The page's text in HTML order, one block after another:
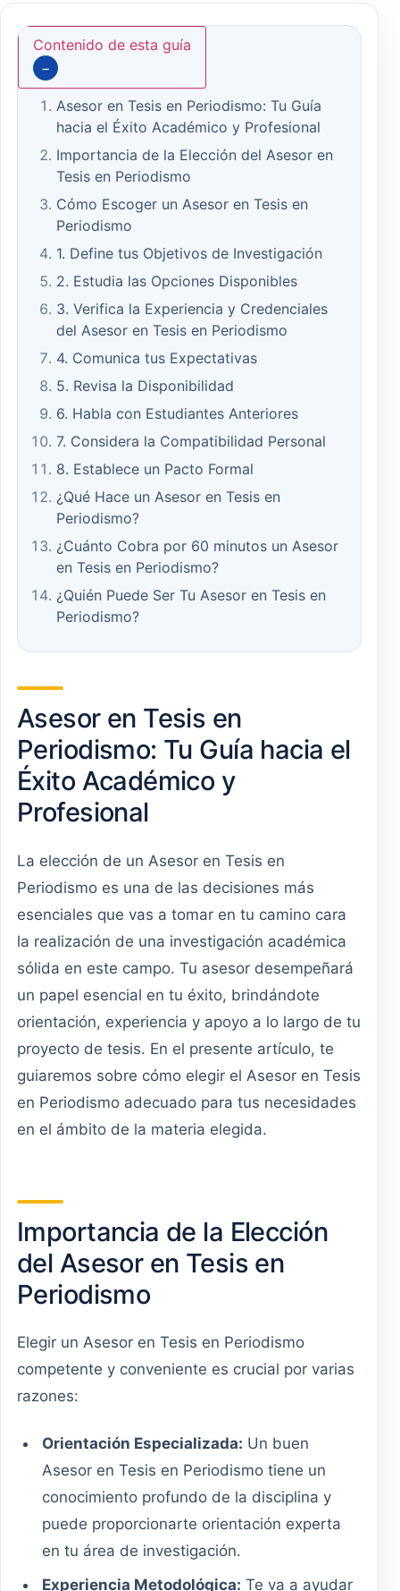
Contenido de esta guía
−
Asesor en Tesis en Periodismo: Tu Guía
hacia el Éxito Académico y Profesional
Importancia de la Elección del Asesor en
Tesis en Periodismo
Cómo Escoger un Asesor en Tesis en
Periodismo
1. Define tus Objetivos de Investigación
2. Estudia las Opciones Disponibles
3. Verifica la Experiencia y Credenciales
del Asesor en Tesis en Periodismo
4. Comunica tus Expectativas
5. Revisa la Disponibilidad
6. Habla con Estudiantes Anteriores
7. Considera la Compatibilidad Personal
8. Establece un Pacto Formal
¿Qué Hace un Asesor en Tesis en
Periodismo?
¿Cuánto Cobra por 60 minutos un Asesor
en Tesis en Periodismo?
¿Quién Puede Ser Tu Asesor en Tesis en
Periodismo?
Asesor en Tesis en
Periodismo: Tu Guía hacia el
Éxito Académico y
Profesional
La elección de un Asesor en Tesis en
Periodismo es una de las decisiones más
esenciales que vas a tomar en tu camino cara
la realización de una investigación académica
sólida en este campo. Tu asesor desempeñará
un papel esencial en tu éxito, brindándote
orientación, experiencia y apoyo a lo largo de tu
proyecto de tesis. En el presente artículo, te
guiaremos sobre cómo elegir el Asesor en Tesis
en Periodismo adecuado para tus necesidades
en el ámbito de la materia elegida.
Importancia de la Elección
del Asesor en Tesis en
Periodismo
Elegir un Asesor en Tesis en Periodismo
competente y conveniente es crucial por varias
razones:
Orientación Especializada: Un buen
Asesor en Tesis en Periodismo tiene un
conocimiento profundo de la disciplina y
puede proporcionarte orientación experta
en tu área de investigación.
Experiencia Metodológica: Te va a ayudar